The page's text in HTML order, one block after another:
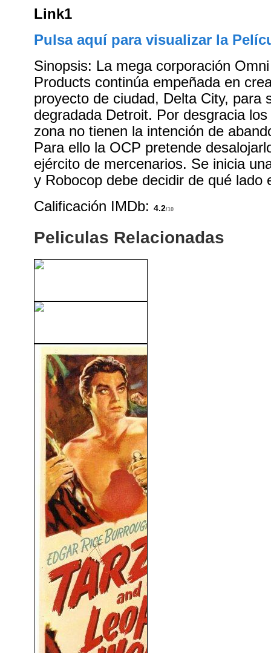
Link1
Pulsa aquí para visualizar la
Sinopsis: La mega corporación
Products continúa empeñada en
proyecto de ciudad, Delta City, para
degradada Detroit. Por desgracia
zona no tienen la intención de
Para ello la OCP pretende
ejército de mercenarios. Se inicia
y Robocop debe decidir de qué lado
Calificación IMDb:4.2/10
Peliculas Relacionadas